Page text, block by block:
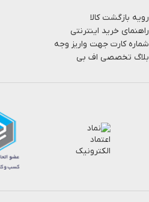
رویه بازگشت کالا
راهنمای خرید اینترنتی
شماره کارت جهت واریز وجه
بلاگ تخصصی اف بی